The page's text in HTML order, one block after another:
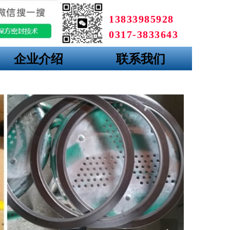
企业介绍 联系我们
13833985928
0317-3833643